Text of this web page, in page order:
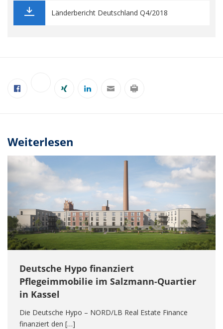
Länderbericht Deutschland Q4/2018
Weiterlesen
Deutsche Hypo finanziert
Pflegeimmobilie im Salzmann-Quartier
in Kassel
Die Deutsche Hypo – NORD/LB Real Estate Finance
finanziert den […]